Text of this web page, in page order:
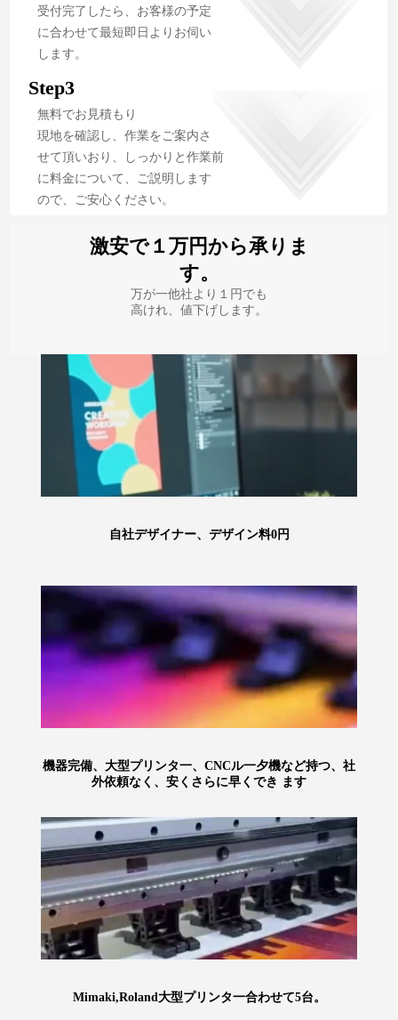
受付完了したら、お客様の予定
に合わせて最短即日よりお伺い
します。
Step3
無料でお見積もり
現地を確認し、作業をご案内さ
せて頂いおり、しっかりと作業前
に料金について、ご説明します
ので、ご安心ください。
激安で１万円から承りま
す。
万が一他社より１円でも
高けれ、値下げします。
自社デザイナー、デザイン料0円
機器完備、大型プリンタ一、CNCル一夕機など持つ、社
外依頼なく、安くさらに早くでき ます
Mimaki,Roland大型プリンタ一合わせて5台。